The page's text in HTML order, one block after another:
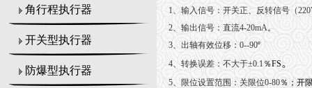
角行程执行器
开关型执行器
防爆型执行器
1、输入信号：开关正、反转信号（
2、输出信号：直流4-20mA。
3、出轴有效位移：0--90º
4、转换误差：不大于±0.1 ％FS 。
5、限位设置范围：关限位0-80％；开